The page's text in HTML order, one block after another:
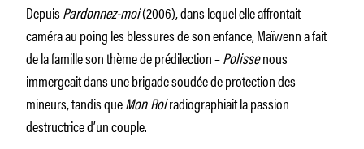
DepuisPardonnez-moi(2006), dans lequel elle affrontait
caméra au poing les blessures de son enfance, Maïwenn a fait
de la famille son thème de prédilection –Polissenous
immergeait dans une brigade soudée de protection des
mineurs, tandis queMon Roiradiographiait la passion
destructrice d’un couple.